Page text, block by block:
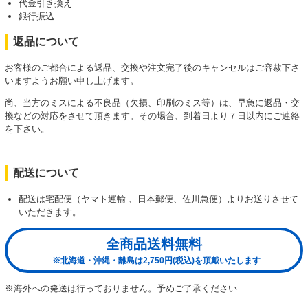
代金引き換え
銀行振込
返品について
お客様のご都合による返品、交換や注文完了後のキャンセルはご容赦下さ
いますようお願い申し上げます。
尚、当方のミスによる不良品（欠損、印刷のミス等）は、早急に返品・交
換などの対応をさせて頂きます。その場合、到着日より７日以内にご連絡
を下さい。
配送について
配送は宅配便（ヤマト運輸 、日本郵便、佐川急便）よりお送りさせて
いただきます。
全商品送料無料
※北海道・沖縄・離島は2,750円(税込)を頂戴いたします
※海外への発送は行っておりません。予めご了承ください